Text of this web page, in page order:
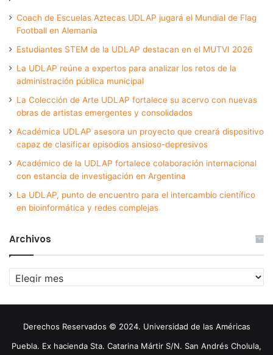
Coach de Escuelas Aztecas UDLAP jugará el Mundial de Flag
Football en Alemania
Estudiantes STEM de la UDLAP destacan en el MUTVI 2026
La UDLAP reúne a expertos para analizar los retos de la
administración pública municipal
La Colección de Arte UDLAP fortalece su acervo con nuevas
obras de artistas emergentes y consolidados
Académica UDLAP asesora un proyecto que creará dispositivo
capaz de clasificar episodios ansioso-depresivos
Académico de la UDLAP fortalece colaboración internacional
con estancia de investigación en Argentina
La UDLAP, punto de encuentro para el intercambio científico
en bioinformática y redes complejas
Archivos
Archivos
Derechos Reservados © 2024. Universidad de las Américas
Puebla. Ex hacienda Sta. Catarina Mártir S/N. San Andrés Cholula,